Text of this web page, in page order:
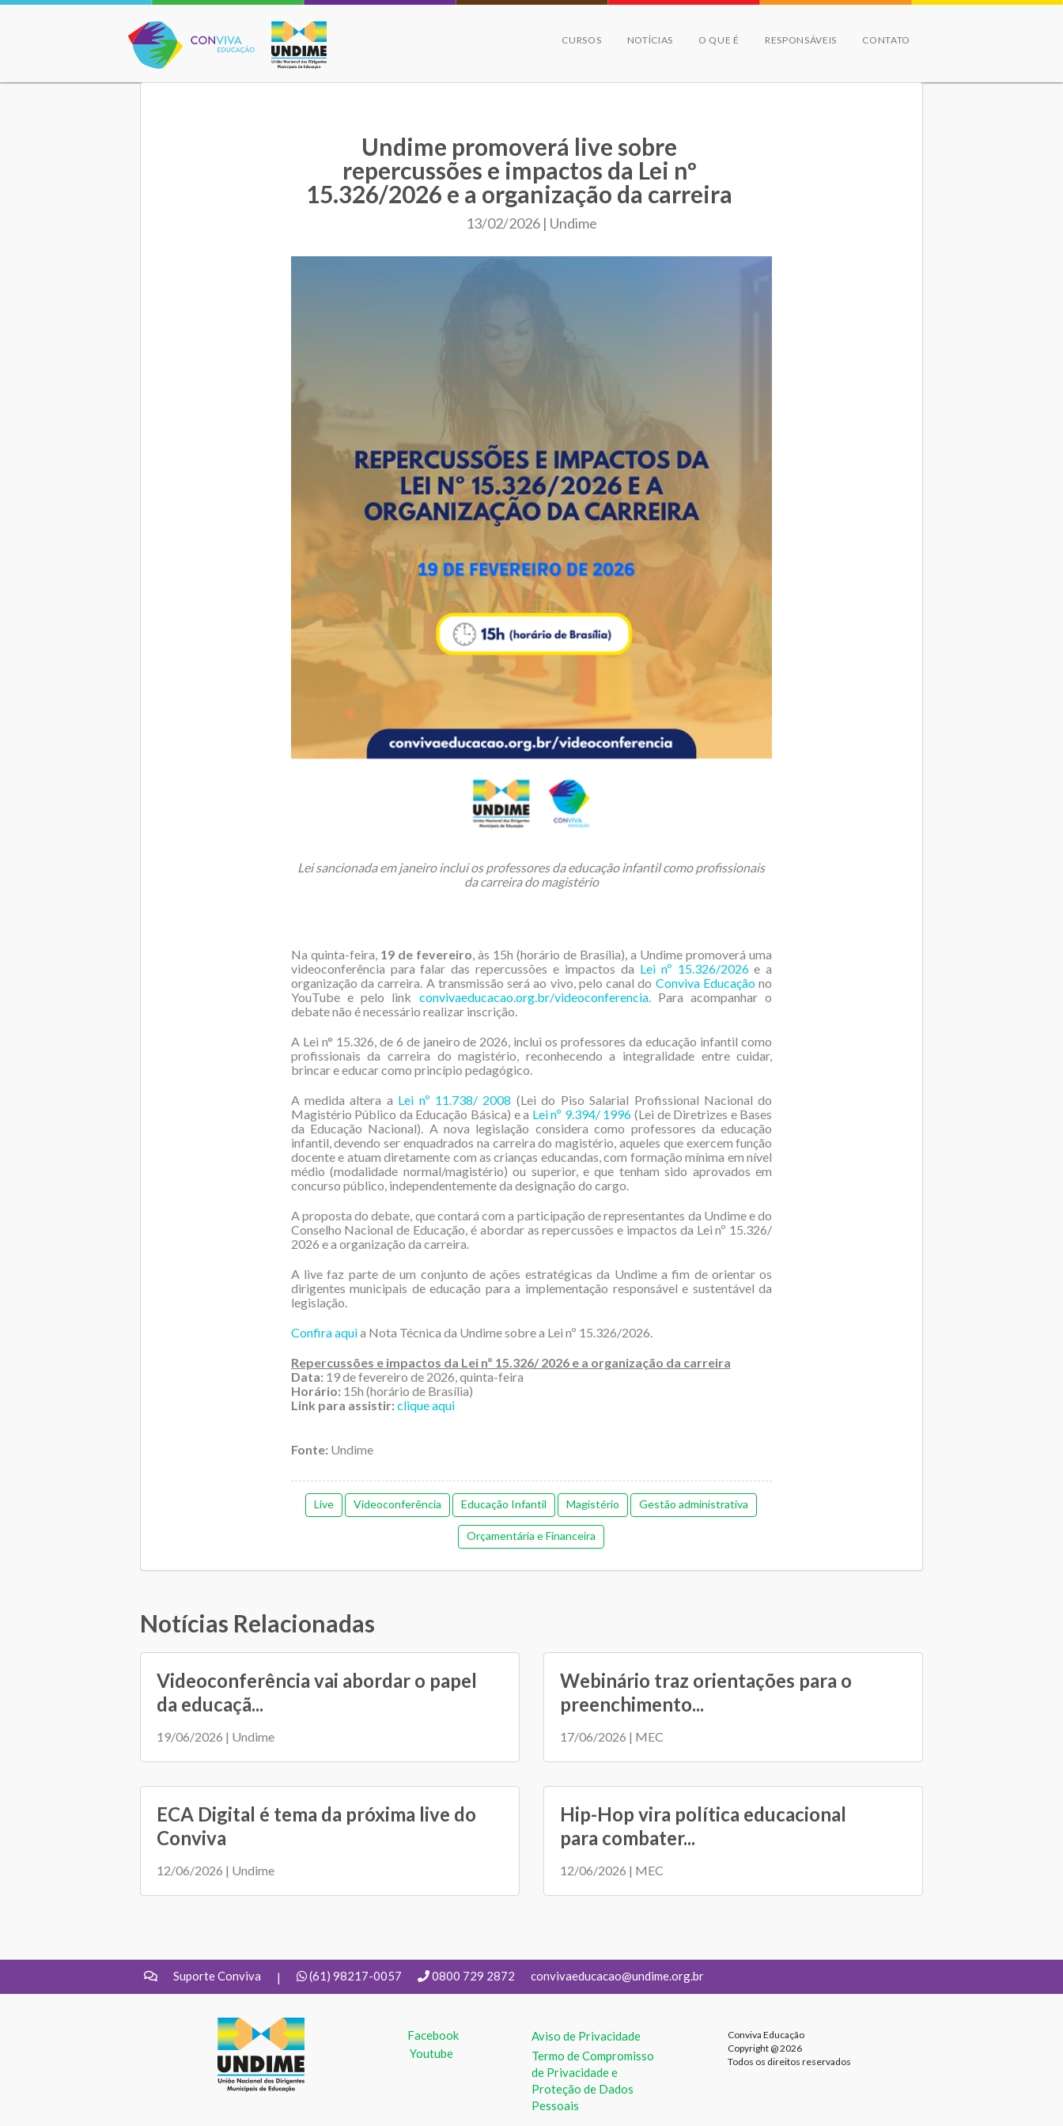
Conviva Educação
CURSOS NOTÍCIAS O QUE É RESPONSÁVEIS CONTATO
Undime promoverá live sobre
repercussões e impactos da Lei nº
15.326/2026 e a organização da carreira
13/02/2026 | Undime
Lei sancionada em janeiro inclui os professores da educação infantil como profissionais
da carreira do magistério
Na quinta-feira, 19 de fevereiro , às 15h (horário de Brasília), a Undime promoverá uma
videoconferência para falar das repercussões e impactos da Lei nº 15.326/2026e a
organização da carreira. A transmissão será ao vivo, pelo canal do Conviva Educação no
YouTube e pelo link convivaeducacao.org.br/videoconferencia. Para acompanhar o
debate não é necessário realizar inscrição.
A Lei n° 15.326, de 6 de janeiro de 2026, inclui os professores da educação infantil como
profissionais da carreira do magistério, reconhecendo a integralidade entre cuidar,
brincar e educar como princípio pedagógico.
A medida altera a Lei nº 11.738/ 2008 (Lei do Piso Salarial Profissional Nacional do
Magistério Público da Educação Básica) e a Lei nº 9.394/ 1996 (Lei de Diretrizes e Bases
da Educação Nacional). A nova legislação considera como professores da educação
infantil, devendo ser enquadrados na carreira do magistério, aqueles que exercem função
docente e atuam diretamente com as crianças educandas, com formação mínima em nível
médio (modalidade normal/magistério) ou superior, e que tenham sido aprovados em
concurso público, independentemente da designação do cargo.
A proposta do debate, que contará com a participação de representantes da Undime e do
Conselho Nacional de Educação, é abordar as repercussões e impactos da Lei nº 15.326/
2026 e a organização da carreira.
A live faz parte de um conjunto de ações estratégicas da Undime a fim de orientar os
dirigentes municipais de educação para a implementação responsável e sustentável da
legislação.
Confira aquia Nota Técnica da Undime sobre a Lei nº 15.326/2026.
Repercussões e impactos da Lei nº 15.326/ 2026 e a organização da carreira
Data: 19 de fevereiro de 2026, quinta-feira
Horário: 15h (horário de Brasília)
Link para assistir: clique aqui
Fonte: Undime
Live Videoconferência Educação Infantil Magistério Gestão administrativa
Orçamentária e Financeira
Notícias Relacionadas
Videoconferência vai abordar o papel
da educaçã...
19/06/2026 | Undime
Webinário traz orientações para o
preenchimento...
17/06/2026 | MEC
ECA Digital é tema da próxima live do
Conviva
12/06/2026 | Undime
Hip-Hop vira política educacional
para combater...
12/06/2026 | MEC
Suporte Conviva | (61) 98217-0057 0800 729 2872 convivaeducacao@undime.org.br
UNDIME
Facebook
Youtube
Aviso de Privacidade
Termo de Compromisso
de Privacidade e
Proteção de Dados
Pessoais
Conviva Educação
Copyright @ 2026
Todos os direitos reservados